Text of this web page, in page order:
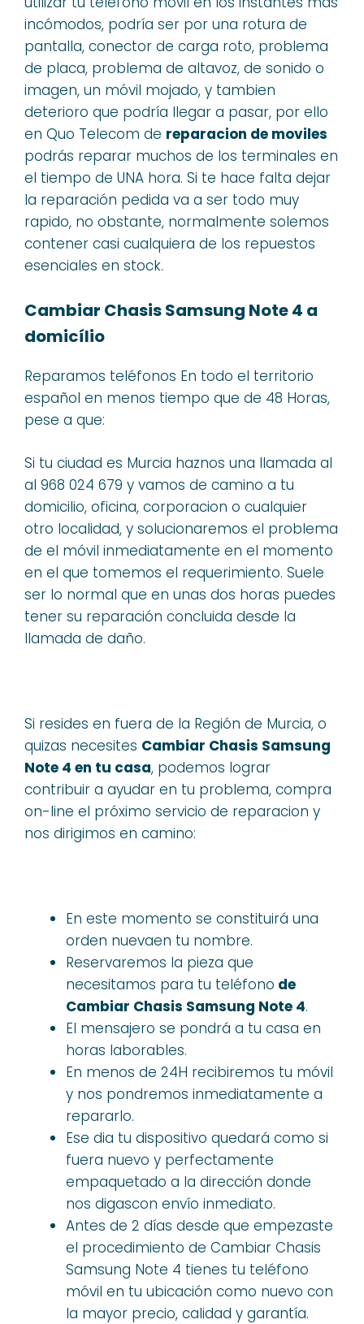
incómodos, podría ser por una rotura de
pantalla, conector de carga roto, problema
de placa, problema de altavoz, de sonido o
imagen, un móvil mojado, y tambien
deterioro que podría llegar a pasar, por ello
en Quo Telecom de reparacion de moviles
podrás reparar muchos de los terminales en
el tiempo de UNA hora. Si te hace falta dejar
la reparación pedida va a ser todo muy
rapido, no obstante, normalmente solemos
contener casi cualquiera de los repuestos
esenciales en stock.
Cambiar Chasis Samsung Note 4 a
domicílio
Reparamos teléfonos En todo el territorio
español en menos tiempo que de 48 Horas,
pese a que:
Si tu ciudad es Murcia haznos una llamada al
al 968 024 679 y vamos de camino a tu
domicilio, oficina, corporacion o cualquier
otro localidad, y solucionaremos el problema
de el móvil inmediatamente en el momento
en el que tomemos el requerimiento. Suele
ser lo normal que en unas dos horas puedes
tener su reparación concluida desde la
llamada de daño.
Si resides en fuera de la Región de Murcia, o
quizas necesites Cambiar Chasis Samsung
Note 4 en tu casa, podemos lograr
contribuir a ayudar en tu problema, compra
on-line el próximo servicio de reparacion y
nos dirigimos en camino:
En este momento se constituirá una
orden nuevaen tu nombre.
Reservaremos la pieza que
necesitamos para tu teléfono de
Cambiar Chasis Samsung Note 4.
El mensajero se pondrá a tu casa en
horas laborables.
En menos de 24H recibiremos tu móvil
y nos pondremos inmediatamente a
repararlo.
Ese dia tu dispositivo quedará como si
fuera nuevo y perfectamente
empaquetado a la dirección donde
nos digascon envío inmediato.
Antes de 2 días desde que empezaste
el procedimiento de Cambiar Chasis
Samsung Note 4 tienes tu teléfono
móvil en tu ubicación como nuevo con
la mayor precio, calidad y garantía.